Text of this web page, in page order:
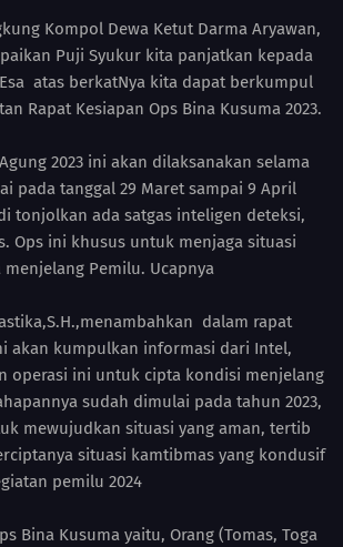
Kompol Dewa Ketut Darma Aryawan,
Puji Syukur kita panjatkan kepada
atas berkatNya kita dapat berkumpul
Rapat Kesiapan Ops Bina Kusuma 2023.
2023 ini akan dilaksanakan selama
pada tanggal 29 Maret sampai 9 April
tonjolkan ada satgas inteligen deteksi,
Ops ini khusus untuk menjaga situasi
Pemilu. Ucapnya
dalam rapat
akan kumpulkan informasi dari Intel,
operasi ini untuk cipta kondisi menjelang
sudah dimulai pada tahun 2023,
mewujudkan situasi yang aman, tertib
situasi kamtibmas yang kondusif
pemilu 2024
Bina Kusuma yaitu, Orang (Tomas, Toga